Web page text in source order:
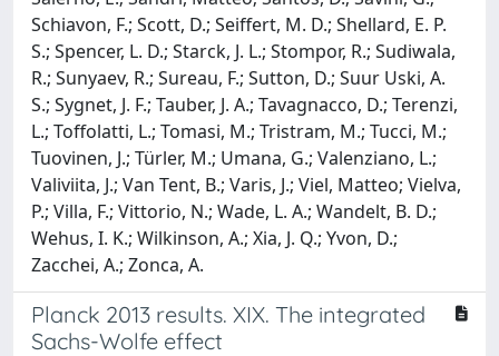
Schiavon, F.; Scott, D.; Seiffert, M. D.; Shellard, E. P.
S.; Spencer, L. D.; Starck, J. L.; Stompor, R.; Sudiwala,
R.; Sunyaev, R.; Sureau, F.; Sutton, D.; Suur Uski, A.
S.; Sygnet, J. F.; Tauber, J. A.; Tavagnacco, D.; Terenzi,
L.; Toffolatti, L.; Tomasi, M.; Tristram, M.; Tucci, M.;
Tuovinen, J.; Türler, M.; Umana, G.; Valenziano, L.;
Valiviita, J.; Van Tent, B.; Varis, J.; Viel, Matteo; Vielva,
P.; Villa, F.; Vittorio, N.; Wade, L. A.; Wandelt, B. D.;
Wehus, I. K.; Wilkinson, A.; Xia, J. Q.; Yvon, D.;
Zacchei, A.; Zonca, A.
Planck 2013 results. XIX. The integrated
Sachs-Wolfe effect